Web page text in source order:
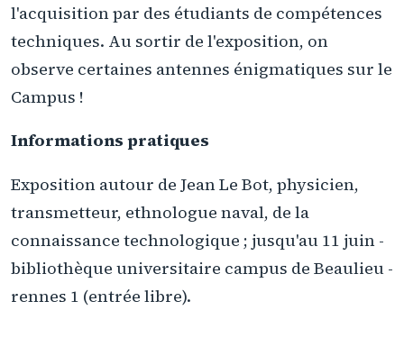
l'acquisition par des étudiants de compétences
techniques. Au sortir de l'exposition, on
observe certaines antennes énigmatiques sur le
Campus !
Informations pratiques
Exposition autour de Jean Le Bot, physicien,
transmetteur, ethnologue naval, de la
connaissance technologique ; jusqu'au 11 juin -
bibliothèque universitaire campus de Beaulieu -
rennes 1 (entrée libre).